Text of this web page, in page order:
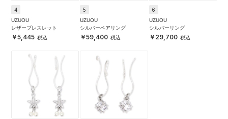
4
UZUOU
レザーブレスレット
5,445
5
UZUOU
シルバーペアリング
59,400
6
UZUOU
シルバーリング
29,700